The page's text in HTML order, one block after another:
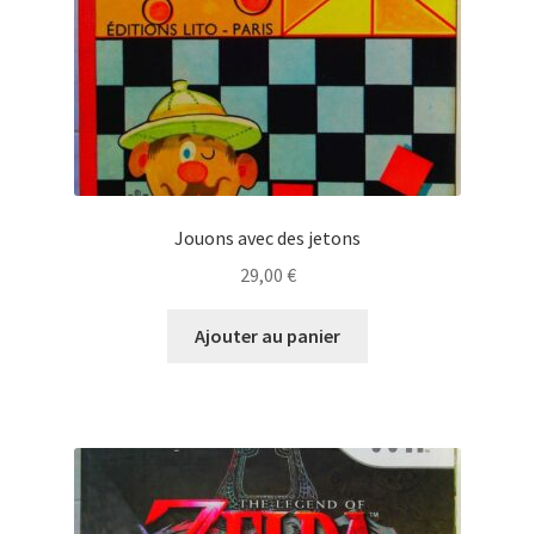
Jouons avec des jetons
29,00 €
Ajouter au panier